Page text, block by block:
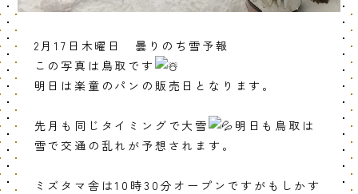
2月17日木曜日 曇りのち雪予報
この写真は鳥取です
明日は楽童のパンの販売日となります。
先月も同じタイミングで大雪
明日も鳥取は
雪で交通の乱れが予想されます。
ミズタマ舎は10時30分オープンですがもしかす